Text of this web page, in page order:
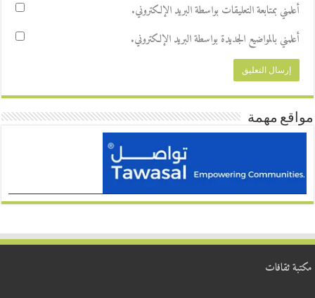
أعلمني بمتابعة التعليقات بواسطة البريد الإلكتروني.
أعلمني بالمواضيع الجديدة بواسطة البريد الإلكتروني.
مواقع مهمة
مكتبة ثقافات